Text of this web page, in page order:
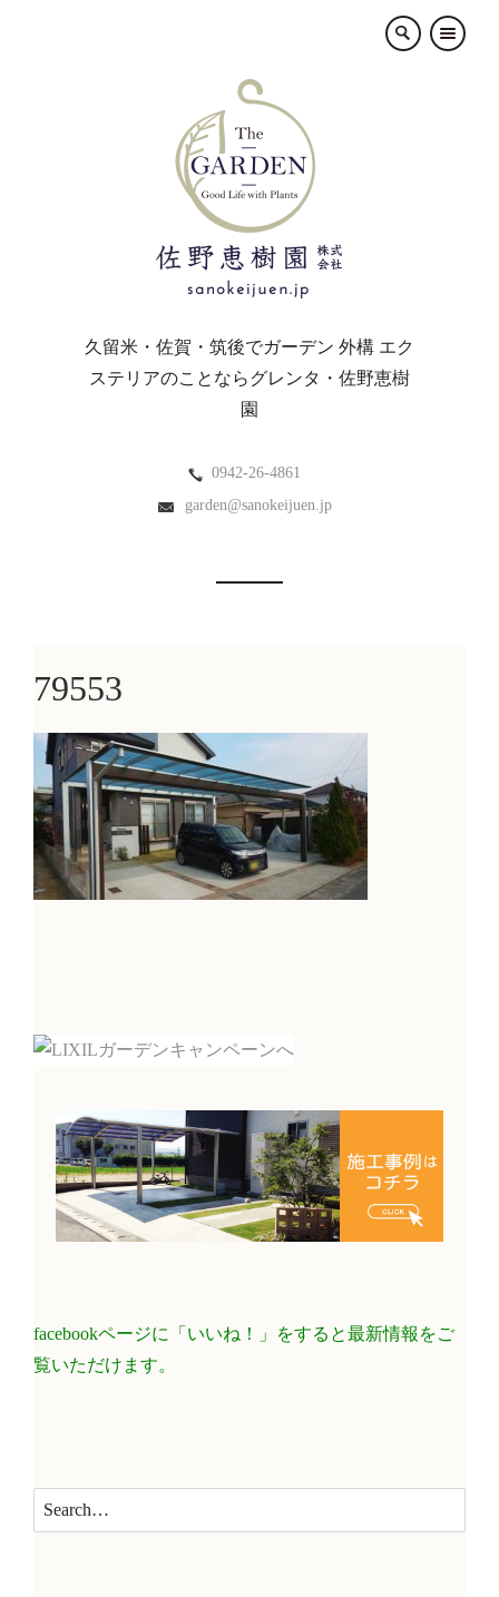
×
久留米・佐賀・筑後でガーデン 外構 エク
ステリアのことならグレンタ・佐野恵樹
園
0942-26-4861
garden@sanokeijuen.jp
79553
facebookページに「いいね！」をすると最新情報をご
覧いただけます。